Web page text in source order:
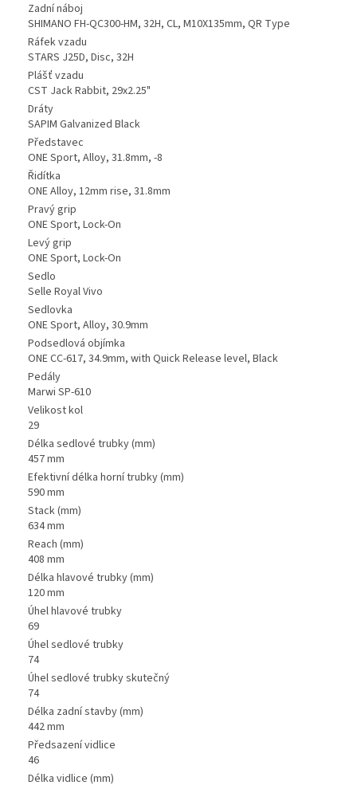
Zadní náboj
SHIMANO FH-QC300-HM, 32H, CL, M10X135mm, QR Type
Ráfek vzadu
STARS J25D, Disc, 32H
Plášť vzadu
CST Jack Rabbit, 29x2.25"
Dráty
SAPIM Galvanized Black
Představec
ONE Sport, Alloy, 31.8mm, -8
Řidítka
ONE Alloy, 12mm rise, 31.8mm
Pravý grip
ONE Sport, Lock-On
Levý grip
ONE Sport, Lock-On
Sedlo
Selle Royal Vivo
Sedlovka
ONE Sport, Alloy, 30.9mm
Podsedlová objímka
ONE CC-617, 34.9mm, with Quick Release level, Black
Pedály
Marwi SP-610
Velikost kol
29
Délka sedlové trubky (mm)
457 mm
Efektivní délka horní trubky (mm)
590 mm
Stack (mm)
634 mm
Reach (mm)
408 mm
Délka hlavové trubky (mm)
120 mm
Úhel hlavové trubky
69
Úhel sedlové trubky
74
Úhel sedlové trubky skutečný
74
Délka zadní stavby (mm)
442 mm
Předsazení vidlice
46
Délka vidlice (mm)